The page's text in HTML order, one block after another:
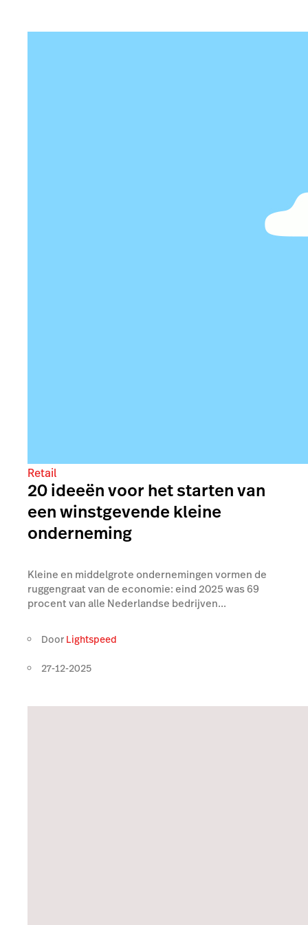
Retail
20 ideeën voor het starten van
een winstgevende kleine
onderneming
Kleine en middelgrote ondernemingen vormen de
ruggengraat van de economie: eind 2025 was 69
procent van alle Nederlandse bedrijven...
Door Lightspeed
27-12-2025